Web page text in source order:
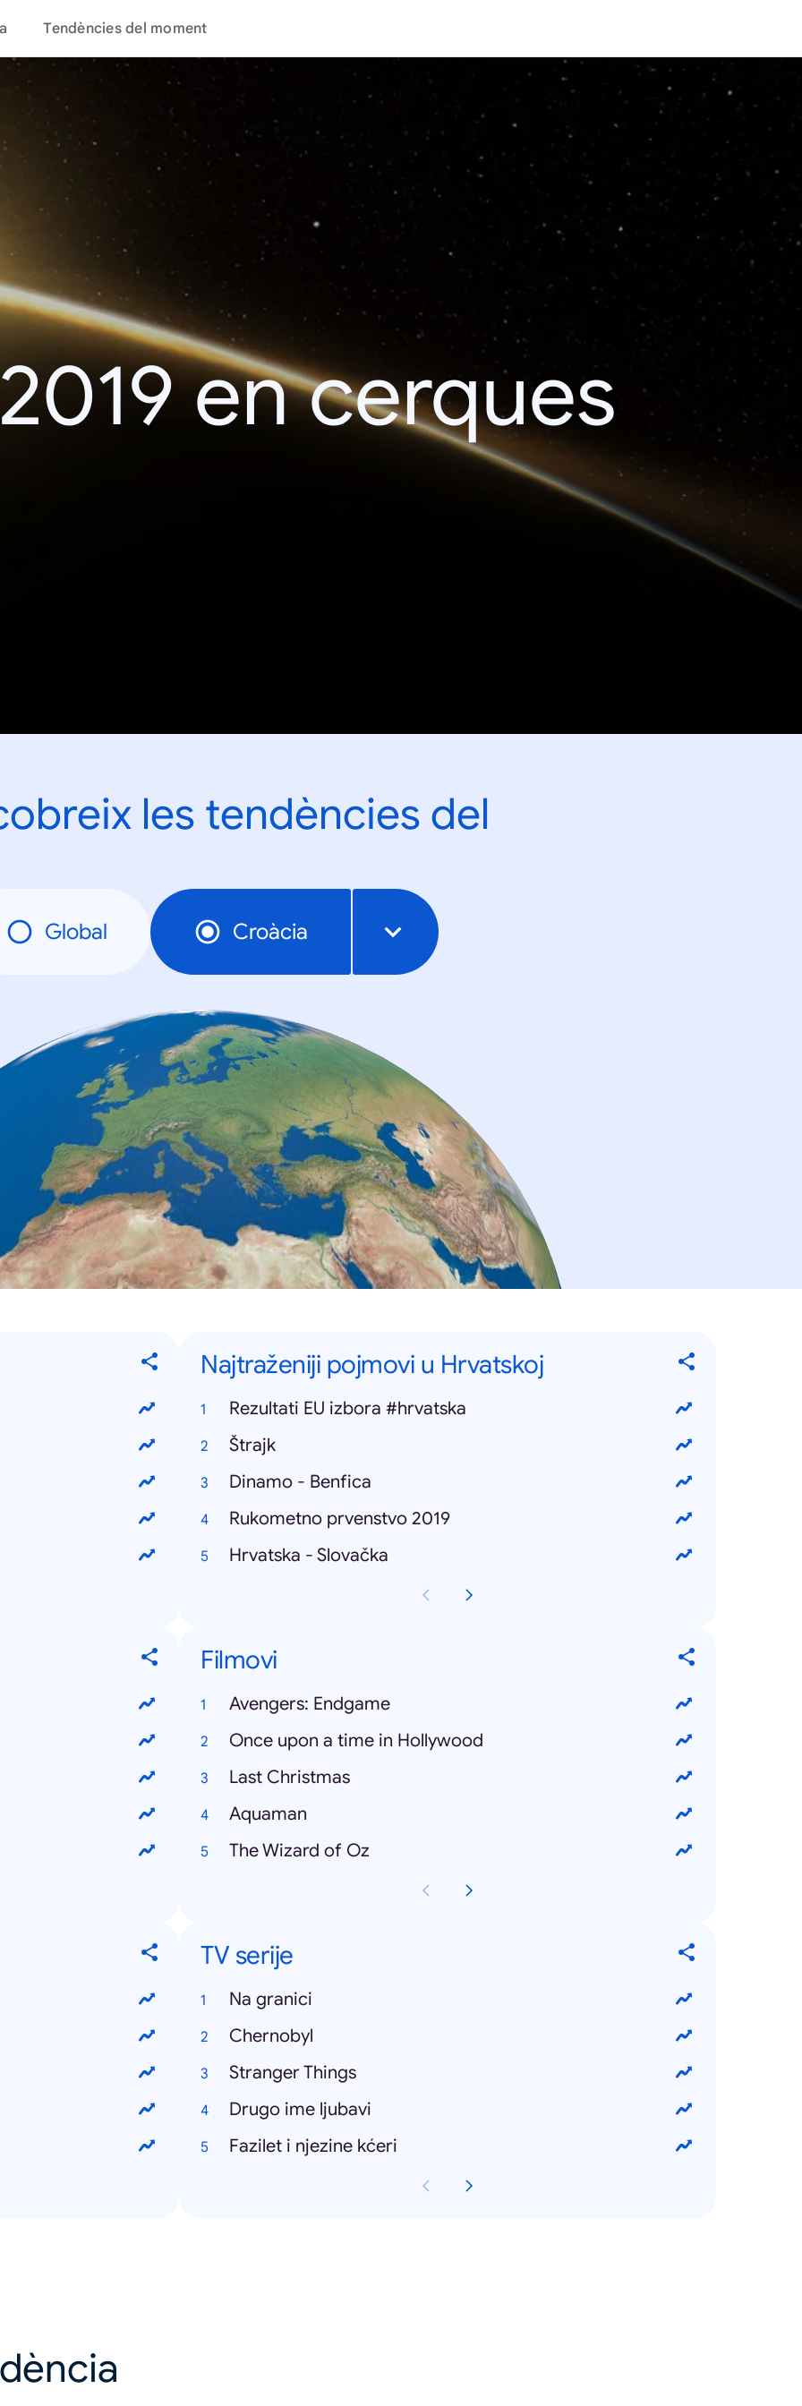
Tendències del moment
en cerques
les tendències del
Global Croàcia
Najtraženiji pojmovi u Hrvatskoj
Rezultati EU izbora #hrvatska
Štrajk
Dinamo - Benfica
Rukometno prvenstvo 2019
Hrvatska - Slovačka
Filmovi
Avengers: Endgame
Once upon a time in Hollywood
Last Christmas
Aquaman
The Wizard of Oz
TV serije
Na granici
Chernobyl
Stranger Things
Drugo ime ljubavi
Fazilet i njezine kćeri